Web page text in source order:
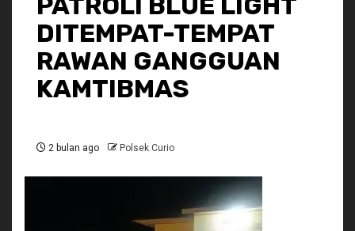
DITEMPAT-TEMPAT
RAWAN GANGGUAN
KAMTIBMAS
2 bulan ago Polsek Curio